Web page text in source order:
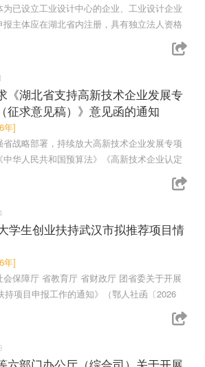
已设立工业设计中心的企业、工业设计企业
主体应在湖北省内注册，具有独立法人资格
《湖北省支持高新技术企业发展专
征求意见稿）》意见函的通知
年]
战略部署，持续放大高新技术企业发展专项
华人民共和国预算法》《高新技术企业认定
学生创业扶持武汉市拟推荐项目情
年]
保障厅 省教育厅 省财政厅 团省委关于开展
持项目申报工作的通知》（鄂人社函〔2026